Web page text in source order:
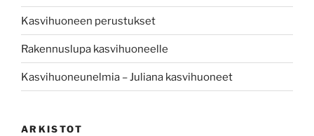
Kasvihuoneen perustukset
Rakennuslupa kasvihuoneelle
Kasvihuoneunelmia – Juliana kasvihuoneet
ARKISTOT